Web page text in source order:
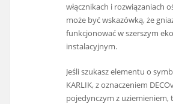
włącznikach i rozwiązaniach
może być wskazówką, że
funkcjonować w szerszym
instalacyjnym.
Jeśli szukasz elementu o
KARLIK, z oznaczeniem
pojedynczym z uziemieniem,